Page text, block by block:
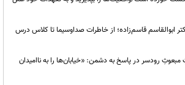
ابوالقاسم قاسم‌زاده؛ از خاطرات صداوسیما تا کلاس درس
مبعوثِ رودسر در پاسخ به دشمن: «خیابان‌ها را به ناامیدان